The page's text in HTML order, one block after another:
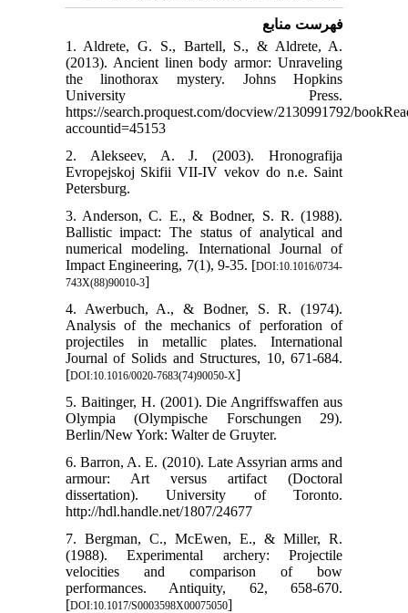
فهرست منابع
1. Aldrete, G. S., Bartell, S., & Aldrete, A.
(2013). Ancient linen body armor: Unraveling
the linothorax mystery. Johns Hopkins
University Press.
https://search.proquest.com/docview/2130991792/
accountid=45153
2. Alekseev, A. J. (2003). Hronografija
Evropejskoj Skifii VII-IV vekov do n.e. Saint
Petersburg.
3. Anderson, C. E., & Bodner, S. R. (1988).
Ballistic impact: The status of analytical and
numerical modeling. International Journal of
Impact Engineering, 7(1), 9-35. [DOI:10.1016/0734-
743X(88)90010-3]
4. Awerbuch, A., & Bodner, S. R. (1974).
Analysis of the mechanics of perforation of
projectiles in metallic plates. International
Journal of Solids and Structures, 10, 671-684.
[DOI:10.1016/0020-7683(74)90050-X]
5. Baitinger, H. (2001). Die Angriffswaffen aus
Olympia (Olympische Forschungen 29).
Berlin/New York: Walter de Gruyter.
6. Barron, A. E. (2010). Late Assyrian arms and
armour: Art versus artifact (Doctoral
dissertation). University of Toronto.
http://hdl.handle.net/1807/24677
7. Bergman, C., McEwen, E., & Miller, R.
(1988). Experimental archery: Projectile
velocities and comparison of bow
performances. Antiquity, 62, 658-670.
[DOI:10.1017/S0003598X00075050]